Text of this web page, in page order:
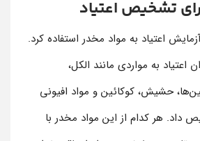
تشخیص اعتیاد
اعتیاد به مواد مخدر استفاده کرد.
اعتیاد به مواردی مانند الکل،
حشیش، کوکائین و مواد افیونی
داد. هر کدام از این مواد مخدر با